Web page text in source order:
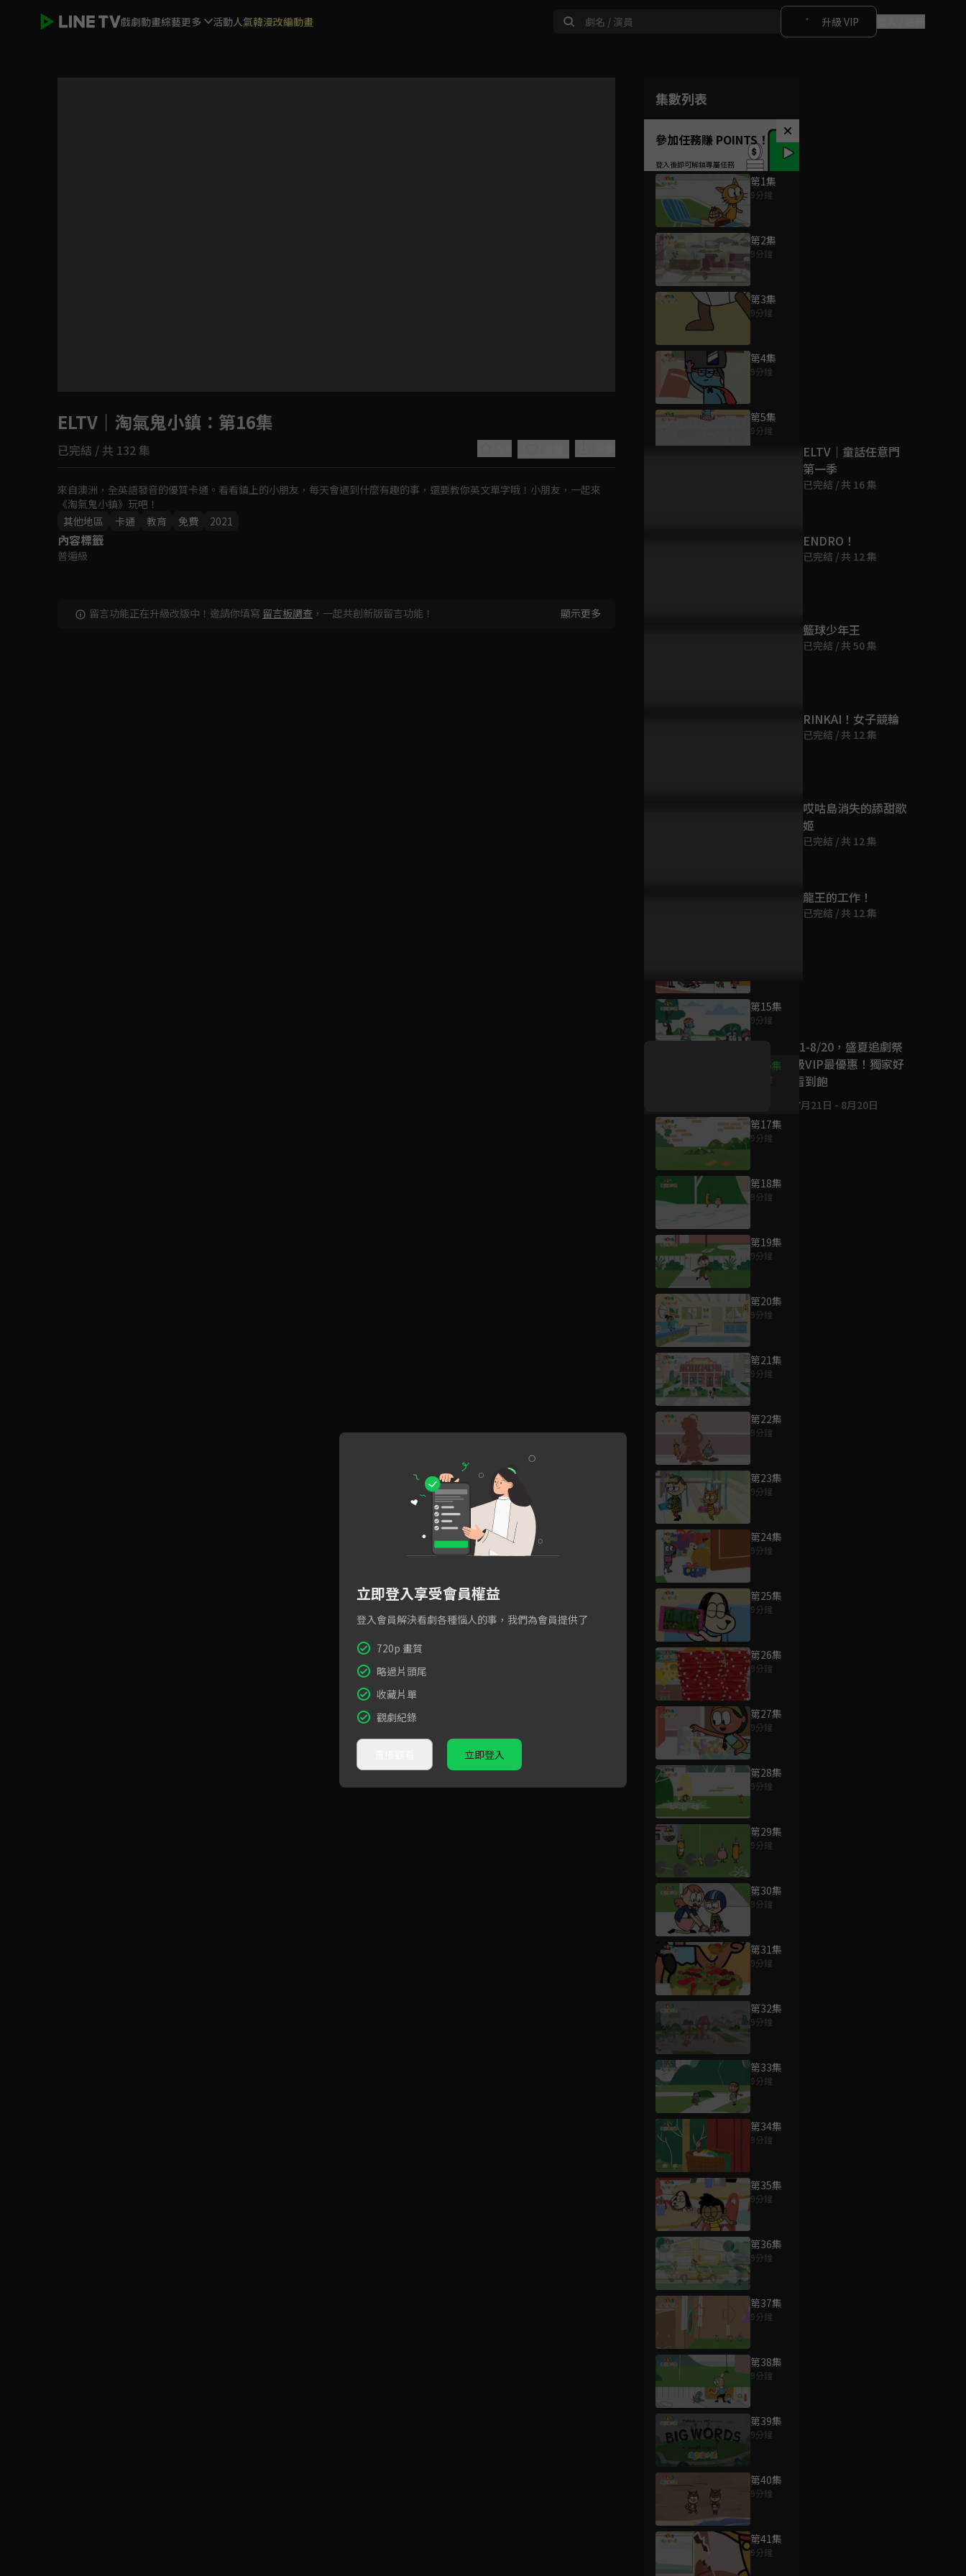
戲劇動畫綜藝更多 活動人氣韓漫改編動畫 升級 VIP
Video
如有不便請見諒
回首頁
集數列表
參加任務賺 POINTS！
第1集
9分鐘
第2集
9分鐘
第3集
9分鐘
第4集
9分鐘
第5集
9分鐘
第15集
9分鐘
第16集
第17集
9分鐘
第18集
9分鐘
第19集
9分鐘
第20集
9分鐘
第21集
9分鐘
第22集
9分鐘
第23集
9分鐘
第24集
9分鐘
第25集
9分鐘
第26集
9分鐘
第27集
9分鐘
第28集
9分鐘
第29集
9分鐘
第30集
9分鐘
第31集
9分鐘
第32集
9分鐘
第33集
9分鐘
第34集
9分鐘
第35集
9分鐘
第36集
9分鐘
第37集
9分鐘
第38集
9分鐘
第39集
9分鐘
第40集
9分鐘
第41集
9分鐘
ELTV｜淘氣鬼小鎮 ：第16集
已完結 / 共 132 集
來自澳洲，全英語發音的優質卡通。看看鎮上的小朋友，每天會遇到什麼有趣的事，還要教你英文單字哦！小朋友，一起來
《淘氣鬼小鎮》玩吧！
其他地區
卡通 教育 免費 2021
內容標籤
普遍級
留言功能正在升級改版中！邀請你填寫 留言板調查 ，一起共創新版留言功能！ 顯示更多
為您推薦
ELTV｜童話任意門
第一季
已完結 / 共 16 集
ENDRO！
已完結 / 共 12 集
籃球少年王
已完結 / 共 50 集
RINKAI！女子競輪
已完結 / 共 12 集
哎咕島消失的舔甜歌
姬
已完結 / 共 12 集
龍王的工作！
已完結 / 共 12 集
好康資訊
7/21-8/20，盛夏追劇祭
升級VIP最優惠！獨家好
戲看到飽
7月21日 - 8月20日
立即登入享受會員權益
登入會員解決看劇各種惱人的事，我們為會員提供了
720p 畫質
略過片頭尾
收藏片單
觀劇紀錄
立即登入